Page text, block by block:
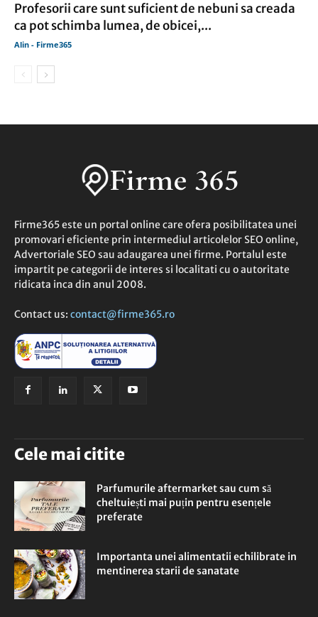
Profesorii care sunt suficient de nebuni sa creada
ca pot schimba lumea, de obicei,...
Alin - Firme365
Firme365 este un portal online care ofera posibilitatea unei
promovari eficiente prin intermediul articolelor SEO online,
Advertoriale SEO sau adaugarea unei firme. Portalul este
impartit pe categorii de interes si localitati cu o autoritate
ridicata inca din anul 2008.
Contact us: contact@firme365.ro
Cele mai citite
Parfumurile aftermarket sau cum să
cheltuiești mai puțin pentru esențele
preferate
Importanta unei alimentatii echilibrate in
mentinerea starii de sanatate